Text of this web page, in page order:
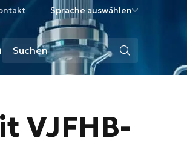
Sprache auswählen
VJFHB-